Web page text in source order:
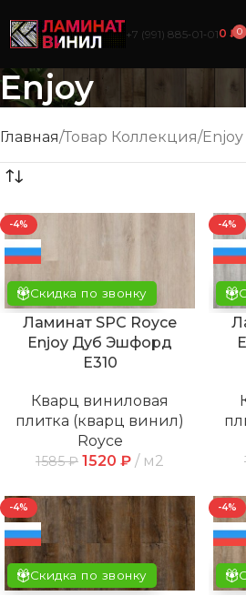
+7 (991) 885‑01‑010₽0
Enjoy
Главная Товар Коллекция Enjoy
Скидка по звонку
-4%
Ламинат SPC Royce
Enjoy Дуб Эшфорд
Е310
Кварц виниловая
плитка (кварц винил)
Royce
1585₽ 1520 ₽ м2
-4%
Скидка по звонку
-4% -4%